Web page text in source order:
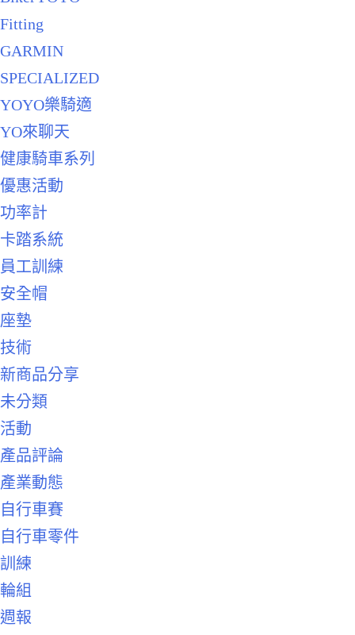
Fitting
GARMIN
SPECIALIZED
YOYO樂騎適
YO來聊天
健康騎車系列
優惠活動
功率計
卡踏系統
員工訓練
安全帽
座墊
技術
新商品分享
未分類
活動
產品評論
產業動態
自行車賽
自行車零件
訓練
輪組
週報